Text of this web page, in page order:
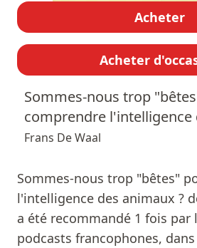
Acheter
Acheter
Sommes-nous trop
comprendre l'intelligence
Frans De Waal
Sommes-nous trop "bêtes"
l'intelligence des animaux ?
a été recommandé 1 fois par
podcasts francophones,